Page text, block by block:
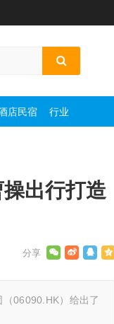
店民宿 行业
出行打造
06090.HK）给出了